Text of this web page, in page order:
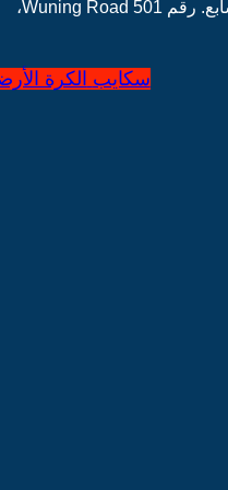
الغرفة 736 في الطابق السابع. رقم 501 Wuning Road،
سكايب الكرة